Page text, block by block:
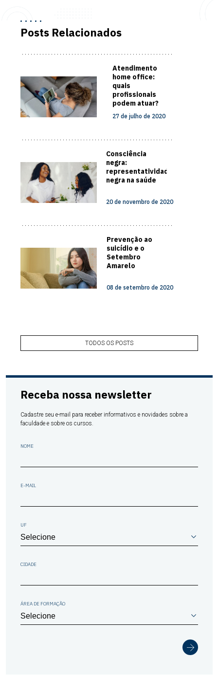
Posts Relacionados
Atendimento
home office:
quais
profissionais
podem atuar?
27 de julho de 2020
Consciência
negra:
representatividade
negra na saúde
20 de novembro de 2020
Prevenção ao
suicídio e o
Setembro
Amarelo
08 de setembro de 2020
TODOS OS POSTS
Receba nossa newsletter
Cadastre seu e-mail para receber informativos e novidades sobre a
faculdade e sobre os cursos.
NOME
E-MAIL
UF
CIDADE
ÁREA DE FORMAÇÃO